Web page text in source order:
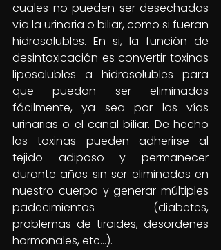
cuales no pueden ser desechadas
vía la urinaria o biliar, como si fueran
hidrosolubles. En si, la función de
desintoxicación es convertir toxinas
liposolubles a hidrosolubles para
que puedan ser eliminadas
fácilmente, ya sea por las vías
urinarias o el canal biliar. De hecho
las toxinas pueden adherirse al
tejido adiposo y permanecer
durante años sin ser eliminados en
nuestro cuerpo y generar múltiples
padecimientos (diabetes,
problemas de tiroides, desordenes
hormonales, etc…).